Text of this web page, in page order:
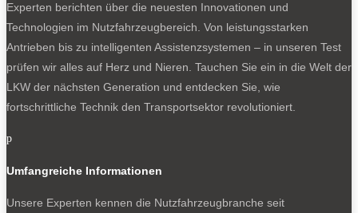
Experten berichten über die neuesten Innovationen und
Technologien im Nutzfahrzeugbereich. Von leistungsstarken
Antrieben bis zu intelligenten Assistenzsystemen – in unseren Test
prüfen wir alles auf Herz und Nieren. Tauchen Sie ein in die Welt der
LKW der nächsten Generation und entdecken Sie, wie
fortschrittliche Technik den Transportsektor revolutioniert.
p
Umfangreiche Informationen
Unsere Experten kennen die Nutzfahrzeugbranche seit